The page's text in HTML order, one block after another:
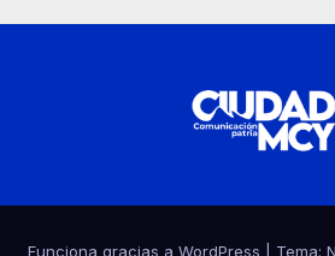
Funciona gracias a WordPress Tema: